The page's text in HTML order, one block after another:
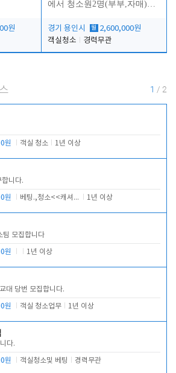
원
에서 청소원2명(부부,자매)을
경기 용인시
월 2,600,000원
객실청소
경력무관
1 / 2
원 객실 청소 1년 이상
니다.
원 베팅.,청소<<캐셔 모셔봅니다. 1년 이상
팀 모집합니다
원 1년 이상
대 당번 모집합니다.
원 객실 청소업무 1년 이상
다.
원 객실청소및 베팅 경력무관